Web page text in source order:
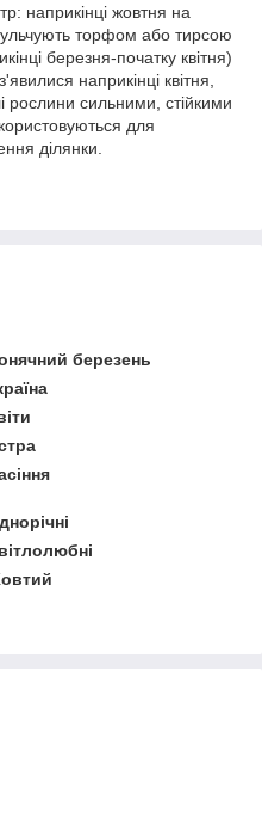
наприкінці жовтня на
торфом або тирсою
березня-початку квітня)
наприкінці квітня,
рослини сильними, стійкими
для
ділянки.
березень